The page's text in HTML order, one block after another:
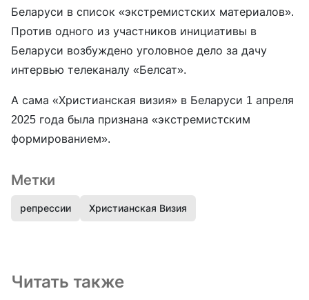
Беларуси в список «экстремистских материалов».
Против одного из участников инициативы в
Беларуси возбуждено уголовное дело за дачу
интервью телеканалу «Белсат».
А сама «Христианская визия» в Беларуси 1 апреля
2025 года была признана «экстремистcким
формированием».
Метки
репрессии Христианская Визия
Читать также